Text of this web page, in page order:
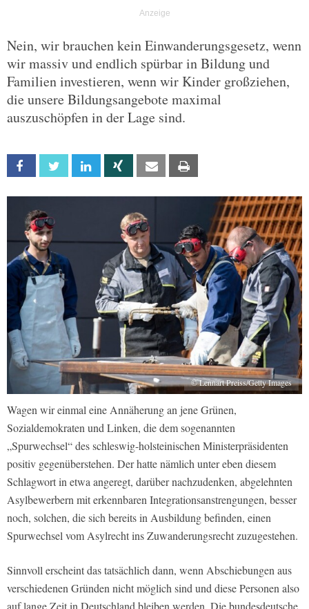
Nein, wir brauchen kein Einwanderungsgesetz, wenn
wir massiv und endlich spürbar in Bildung und
Familien investieren, wenn wir Kinder großziehen,
die unsere Bildungsangebote maximal
auszuschöpfen in der Lage sind.
Facebook Twitter Linkedin Xing Email
© Lennart Preiss/Getty Images
Wagen wir einmal eine Annäherung an jene Grünen,
Sozialdemokraten und Linken, die dem sogenannten
„Spurwechsel“ des schleswig-holsteinischen Ministerpräsidenten
positiv gegenüberstehen. Der hatte nämlich unter eben diesem
Schlagwort in etwa angeregt, darüber nachzudenken, abgelehnten
Asylbewerbern mit erkennbaren Integrationsanstrengungen, besser
noch, solchen, die sich bereits in Ausbildung befinden, einen
Spurwechsel vom Asylrecht ins Zuwanderungsrecht zuzugestehen.
Sinnvoll erscheint das tatsächlich dann, wenn Abschiebungen aus
verschiedenen Gründen nicht möglich sind und diese Personen also
auf lange Zeit in Deutschland bleiben werden. Die bundesdeutsche